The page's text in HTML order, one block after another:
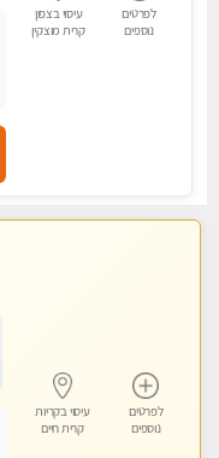
לפרטים
נוספים
עיסוי בצפון
קרית מוצקין
לפרטים
נוספים
עיסוי בקריות
קרית חיים